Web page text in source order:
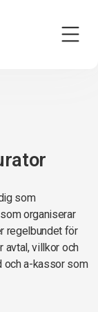
som
organiserar
regelbundet för
avtal, villkor och
och a-kassor som